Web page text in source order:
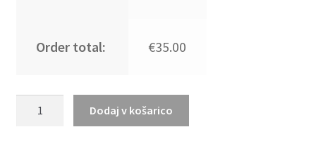
Order total: €35.00
Dodaj v košarico